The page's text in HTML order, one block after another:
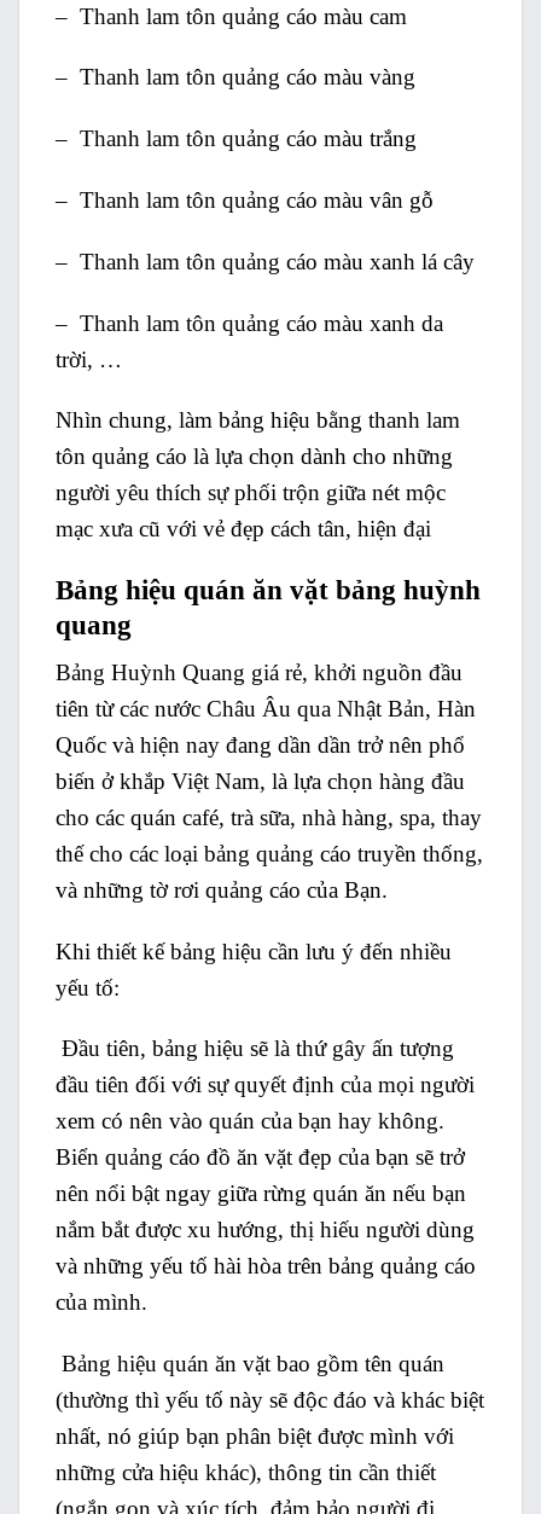
– Thanh lam tôn quảng cáo màu cam
– Thanh lam tôn quảng cáo màu vàng
– Thanh lam tôn quảng cáo màu trắng
– Thanh lam tôn quảng cáo màu vân gỗ
– Thanh lam tôn quảng cáo màu xanh lá cây
– Thanh lam tôn quảng cáo màu xanh da
trời, …
Nhìn chung, làm bảng hiệu bằng thanh lam
tôn quảng cáo là lựa chọn dành cho những
người yêu thích sự phối trộn giữa nét mộc
mạc xưa cũ với vẻ đẹp cách tân, hiện đại
Bảng hiệu quán ăn vặt bảng huỳnh
quang
Bảng Huỳnh Quang giá rẻ, khởi nguồn đầu
tiên từ các nước Châu Âu qua Nhật Bản, Hàn
Quốc và hiện nay đang dần dần trở nên phổ
biến ở khắp Việt Nam, là lựa chọn hàng đầu
cho các quán café, trà sữa, nhà hàng, spa, thay
thế cho các loại bảng quảng cáo truyền thống,
và những tờ rơi quảng cáo của Bạn.
Khi thiết kế bảng hiệu cần lưu ý đến nhiều
yếu tố:
Đầu tiên, bảng hiệu sẽ là thứ gây ấn tượng
đầu tiên đối với sự quyết định của mọi người
xem có nên vào quán của bạn hay không.
Biển quảng cáo đồ ăn vặt đẹp của bạn sẽ trở
nên nổi bật ngay giữa rừng quán ăn nếu bạn
nắm bắt được xu hướng, thị hiếu người dùng
và những yếu tố hài hòa trên bảng quảng cáo
của mình.
Bảng hiệu quán ăn vặt bao gồm tên quán
(thường thì yếu tố này sẽ độc đáo và khác biệt
nhất, nó giúp bạn phân biệt được mình với
những cửa hiệu khác), thông tin cần thiết
(ngắn gọn và xúc tích, đảm bảo người đi